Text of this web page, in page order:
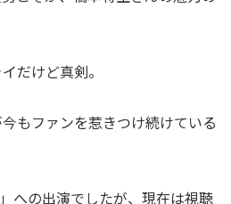
だけど真剣。
もファンを惹きつけ続けている
への出演でしたが、現在は視聴